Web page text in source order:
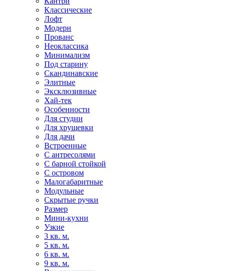
Классические
Лофт
Модерн
Прованс
Неоклассика
Минимализм
Под старину
Скандинавские
Элитные
Эксклюзивные
Хай-тек
Особенности
Для студии
Для хрущевки
Для дачи
Встроенные
С антресолями
С барной стойкой
С островом
Малогабаритные
Модульные
Скрытые ручки
Размер
Мини-кухни
Узкие
3 кв. м.
5 кв. м.
6 кв. м.
9 кв. м.